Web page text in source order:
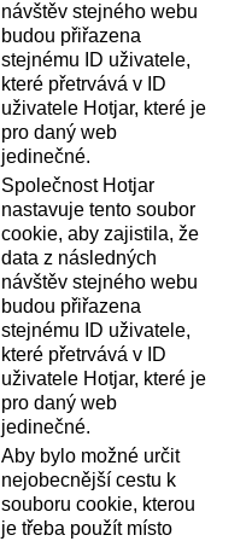
návštěv stejného webu
budou přiřazena
stejnému ID uživatele,
které přetrvává v ID
uživatele Hotjar, které je
pro daný web
jedinečné.
Společnost Hotjar
nastavuje tento soubor
cookie, aby zajistila, že
data z následných
návštěv stejného webu
budou přiřazena
stejnému ID uživatele,
které přetrvává v ID
uživatele Hotjar, které je
pro daný web
jedinečné.
Aby bylo možné určit
nejobecnější cestu k
souboru cookie, kterou
je třeba použít místo